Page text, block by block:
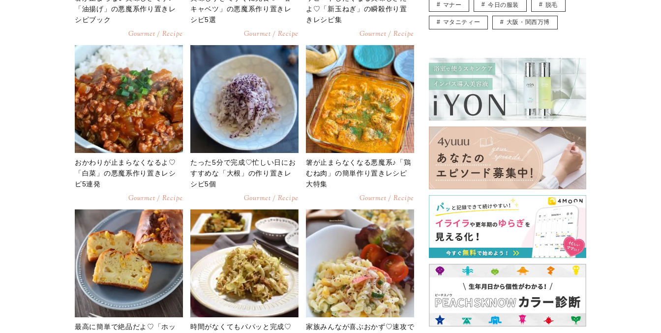
「油揚げ」の悪魔系作り置きレ
シピブック
Gourmet / Recipe
キャベツ」の悪魔系作り置きレ
シピ5選
Gourmet / Recipe
よ♡「新玉ねぎ」の瞬殺作り置
きレシピ集
Gourmet / Recipe
おかわりが止まらなくなるよ♡
「白菜」の悪魔系作り置きレシ
ピ5連発
Gourmet / Recipe
たった5分で完成♡忙しい日にお
すすめな「大根」の作り置きレ
シピ5個
Gourmet / Recipe
箸が止まらなくなる悪魔系♪「鶏
むね肉」の簡単作り置きレシピ
大特集
Gourmet / Recipe
最高に簡単で絶品だよ♡「ホッ
時間がなくてもパパッと完成♡
家族みんなが喜ぶおかず♡速攻で
マナー 今日の服装 脱毛
マタニティー 大阪・関西万博